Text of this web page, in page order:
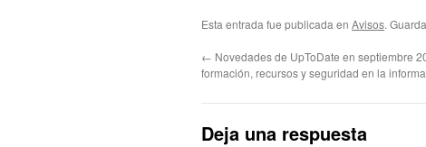
Esta entrada fue publicada en Avisos.
← Novedades de UpToDate en septiembre
formación, recursos y seguridad en la
Deja una respuesta